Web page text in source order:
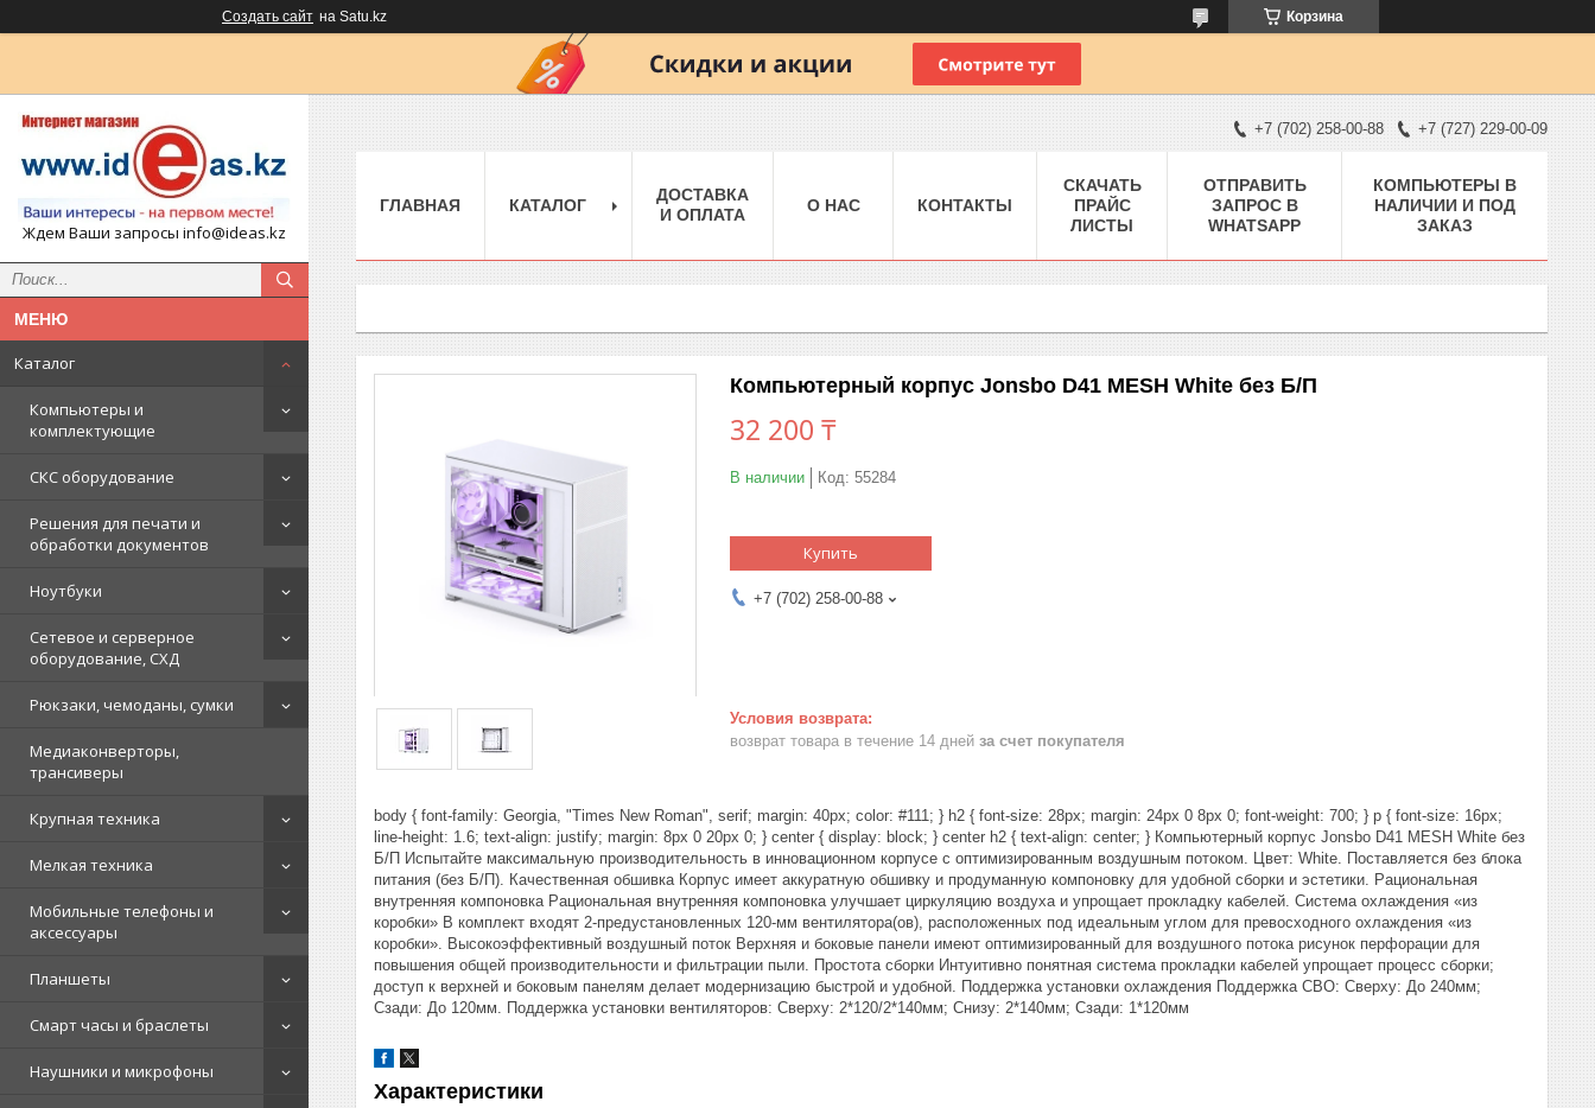
Создать сайт на Satu.kz Корзина
Ждем Ваши запросы info@ideas.kz
Каталог
Компьютеры и
комплектующие
СКС оборудование
Решения для печати и
обработки документов
Ноутбуки
Сетевое и серверное
оборудование, СХД
Рюкзаки, чемоданы, сумки
Медиаконверторы,
трансиверы
Крупная техника
Мелкая техника
Мобильные телефоны и
аксессуары
Планшеты
Смарт часы и браслеты
Наушники и микрофоны
+7 (702) 258-00-88 +7 (727) 229-00-09
ГЛАВНАЯ КАТАЛОГ
ДОСТАВКА
И ОПЛАТА
О НАС КОНТАКТЫ
СКАЧАТЬ
ПРАЙС
ЛИСТЫ
ОТПРАВИТЬ
ЗАПРОС В
WHATSAPP
КОМПЬЮТЕРЫ В
НАЛИЧИИ И ПОД
ЗАКАЗ
Компьютерный корпус Jonsbo D41 MESH White без Б/П
32 200 ₸
В наличии Код: 55284
Купить
+7 (702) 258-00-88
возврат товара в течение 14 дней за счет покупателя
body { font-family: Georgia, "Times New Roman", serif; margin: 40px; color: #111; } h2 { font-size: 28px; margin: 24px 0 8px 0; font-weight: 700; } p { font-size: 16px;
line-height: 1.6; text-align: justify; margin: 8px 0 20px 0; } center { display: block; } center h2 { text-align: center; } Компьютерный корпус Jonsbo D41 MESH White без
Б/П Испытайте максимальную производительность в инновационном корпусе с оптимизированным воздушным потоком. Цвет: White. Поставляется без блока
питания (без Б/П). Качественная обшивка Корпус имеет аккуратную обшивку и продуманную компоновку для удобной сборки и эстетики. Рациональная
внутренняя компоновка Рациональная внутренняя компоновка улучшает циркуляцию воздуха и упрощает прокладку кабелей. Система охлаждения «из
коробки» В комплект входят 2-предустановленных 120-мм вентилятора(ов), расположенных под идеальным углом для превосходного охлаждения «из
коробки». Высокоэффективный воздушный поток Верхняя и боковые панели имеют оптимизированный для воздушного потока рисунок перфорации для
повышения общей производительности и фильтрации пыли. Простота сборки Интуитивно понятная система прокладки кабелей упрощает процесс сборки;
доступ к верхней и боковым панелям делает модернизацию быстрой и удобной. Поддержка установки охлаждения Поддержка СВО: Сверху: До 240мм;
Сзади: До 120мм. Поддержка установки вентиляторов: Сверху: 2*120/2*140мм; Снизу: 2*140мм; Сзади: 1*120мм
Характеристики